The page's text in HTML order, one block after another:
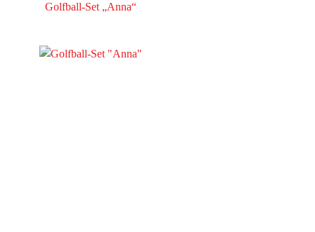
Golfball-Set „Anna“